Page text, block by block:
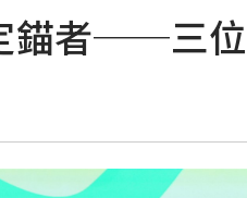
錨者──三